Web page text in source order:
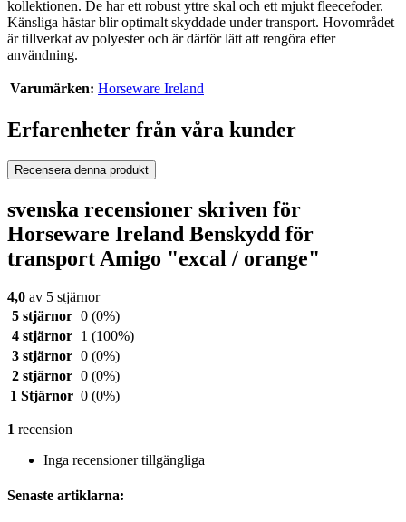
kollektionen. De har ett robust yttre skal och ett mjukt fleecefoder.
Känsliga hästar blir optimalt skyddade under transport. Hovområdet
är tillverkat av polyester och är därför lätt att rengöra efter
användning.
Varumärken: Horseware Ireland
Erfarenheter från våra kunder
Recensera denna produkt
svenska recensioner skriven för
Horseware Ireland Benskydd för
transport Amigo "excal / orange"
4,0 av 5 stjärnor
5 stjärnor 0 (0%)
4 stjärnor
1 (100%)
3 stjärnor 0 (0%)
2 stjärnor 0 (0%)
1 Stjärnor 0 (0%)
1 recension
Inga recensioner tillgängliga
Senaste artiklarna: